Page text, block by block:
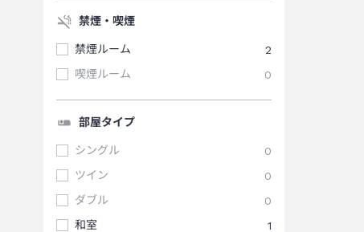
禁煙・喫煙
禁煙ルーム
2
喫煙ルーム
0
部屋タイプ
シングル
0
ツイン
0
ダブル
0
和室
1